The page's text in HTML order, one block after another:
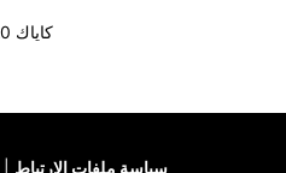
كاياك 2020 أفضل نظافة
سياسة ملفات الارتباط